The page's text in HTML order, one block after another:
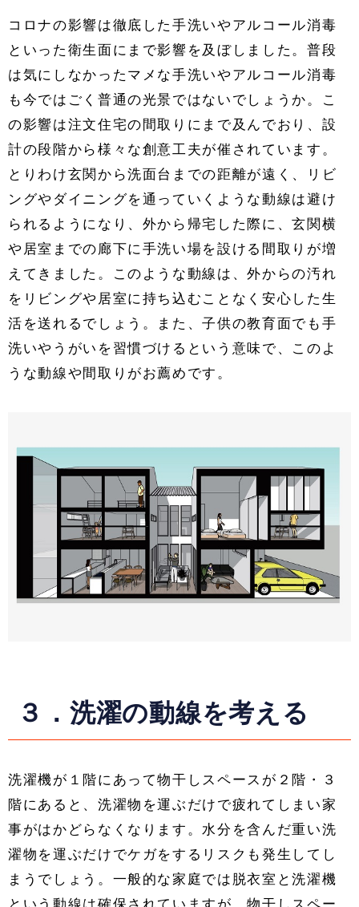
コロナの影響は徹底した手洗いやアルコール消毒
といった衛生面にまで影響を及ぼしました。普段
は気にしなかったマメな手洗いやアルコール消毒
も今ではごく普通の光景ではないでしょうか。こ
の影響は注文住宅の間取りにまで及んでおり、設
計の段階から様々な創意工夫が催されています。
とりわけ玄関から洗面台までの距離が遠く、リビ
ングやダイニングを通っていくような動線は避け
られるようになり、外から帰宅した際に、玄関横
や居室までの廊下に手洗い場を設ける間取りが増
えてきました。このような動線は、外からの汚れ
をリビングや居室に持ち込むことなく安心した生
活を送れるでしょう。また、子供の教育面でも手
洗いやうがいを習慣づけるという意味で、このよ
うな動線や間取りがお薦めです。
３．洗濯の動線を考える
洗濯機が１階にあって物干しスペースが２階・３
階にあると、洗濯物を運ぶだけで疲れてしまい家
事がはかどらなくなります。水分を含んだ重い洗
濯物を運ぶだけでケガをするリスクも発生してし
まうでしょう。一般的な家庭では脱衣室と洗濯機
という動線は確保されていますが、物干しスペー